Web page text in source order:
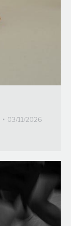
03/11/2026